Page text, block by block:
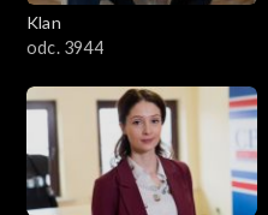
Klan
odc. 3944